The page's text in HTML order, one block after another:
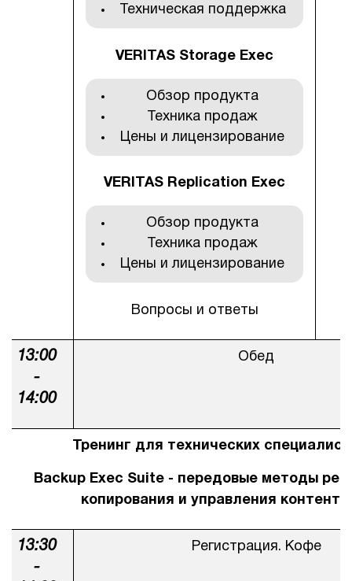
Техническая поддержка
VERITAS Storage Exec
Обзор продукта
Техника продаж
Цены и лицензирование
VERITAS Replication Exec
Обзор продукта
Техника продаж
Цены и лицензирование
Вопросы и ответы
13:00
-
14:00
Обед
Тренинг для технических
Backup Exec Suite - передовые методы
копирования и управления
13:30
-
Регистрация. Кофе